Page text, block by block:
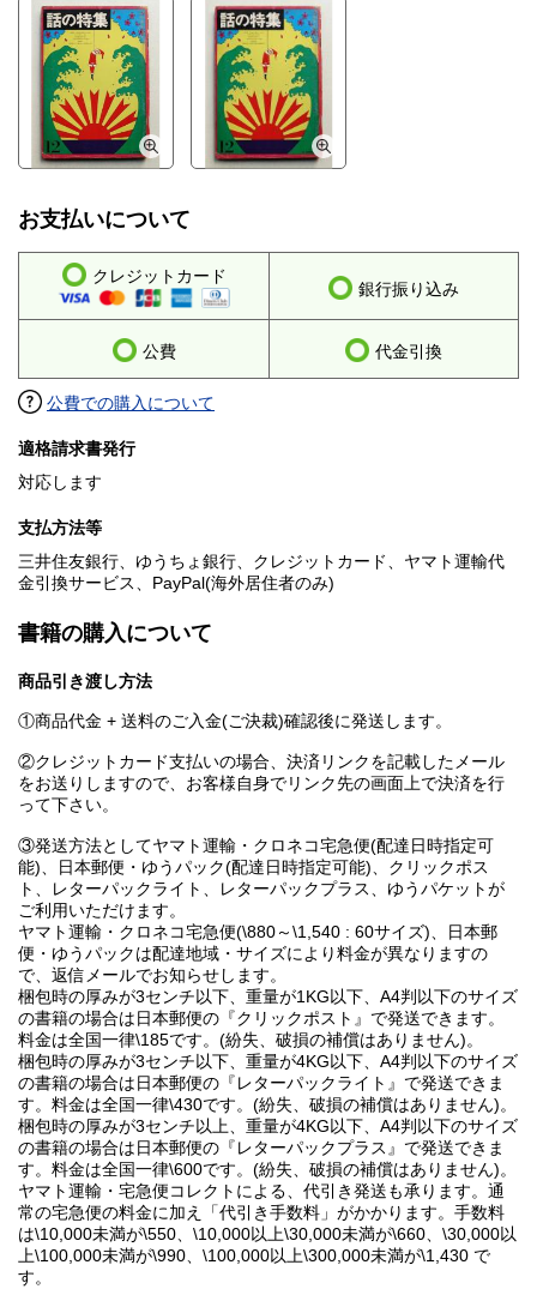
お支払いについて
クレジットカード
銀行振り込み
公費 代金引換
公費での購入について
適格請求書発行
対応します
支払方法等
三井住友銀行、ゆうちょ銀行、クレジットカード、ヤマト運輸代
金引換サービス、PayPal(海外居住者のみ)
書籍の購入について
商品引き渡し方法
①商品代金 + 送料のご入金(ご決裁)確認後に発送します。
②クレジットカード支払いの場合、決済リンクを記載したメール
をお送りしますので、お客様自身でリンク先の画面上で決済を行
って下さい。
③発送方法としてヤマト運輸・クロネコ宅急便(配達日時指定可
能)、日本郵便・ゆうパック(配達日時指定可能)、クリックポス
ト、レターパックライト、レターパックプラス、ゆうパケットが
ご利用いただけます。
ヤマト運輸・クロネコ宅急便(\880～\1,540 : 60サイズ)、日本郵
便・ゆうパックは配達地域・サイズにより料金が異なりますの
で、返信メールでお知らせします。
梱包時の厚みが3センチ以下、重量が1KG以下、A4判以下のサイズ
の書籍の場合は日本郵便の『クリックポスト』で発送できます。
料金は全国一律\185です。(紛失、破損の補償はありません)。
梱包時の厚みが3センチ以下、重量が4KG以下、A4判以下のサイズ
の書籍の場合は日本郵便の『レターパックライト』で発送できま
す。料金は全国一律\430です。(紛失、破損の補償はありません)。
梱包時の厚みが3センチ以上、重量が4KG以下、A4判以下のサイズ
の書籍の場合は日本郵便の『レターパックプラス』で発送できま
す。料金は全国一律\600です。(紛失、破損の補償はありません)。
ヤマト運輸・宅急便コレクトによる、代引き発送も承ります。通
常の宅急便の料金に加え「代引き手数料」がかかります。手数料
は\10,000未満が\550、\10,000以上\30,000未満が\660、\30,000以
上\100,000未満が\990、\100,000以上\300,000未満が\1,430 で
す。